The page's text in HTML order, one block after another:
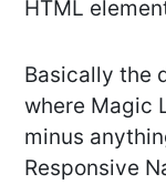
HTML
Basically the
where Magic
minus
Responsive